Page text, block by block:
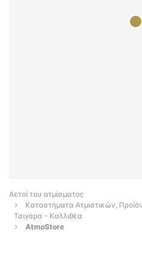
Αετοί του ατμίσματος
Καταστήματα Ατμιστικών,
Τσιγάρα - Καλλιθέα
AtmoStore